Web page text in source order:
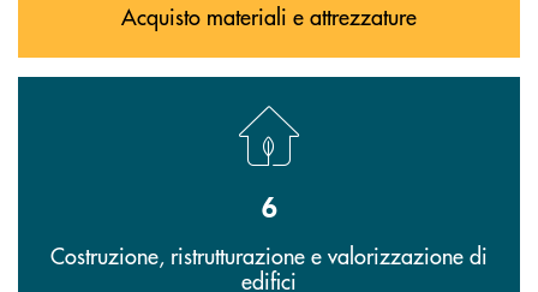
Acquisto materiali e attrezzature
6
Costruzione, ristrutturazione e valorizzazione di
edifici